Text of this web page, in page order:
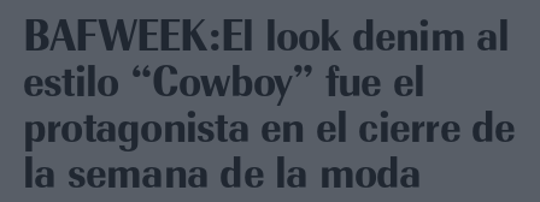
BAFWEEK:El look denim al
estilo “Cowboy” fue el
protagonista en el cierre de
la semana de la moda